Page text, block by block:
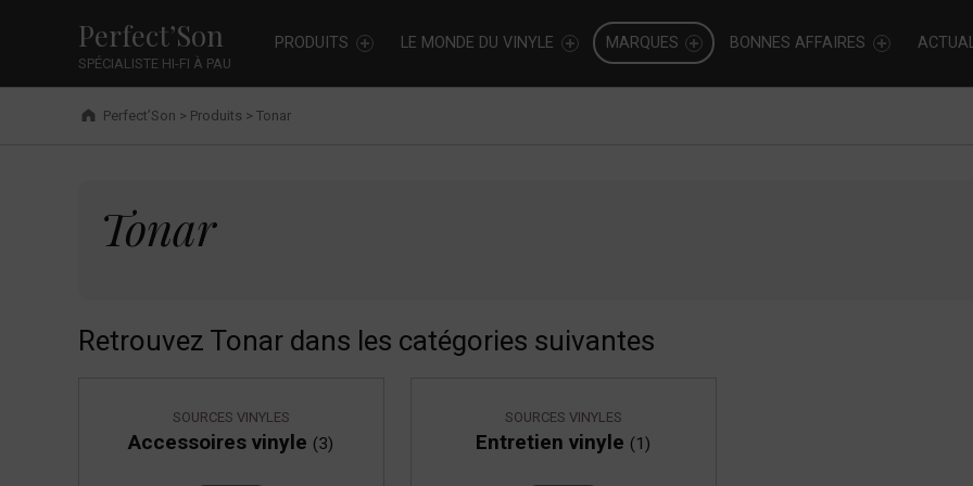
Tonar - Perfect’Son
Perfect’Son
SPÉCIALISTE HI-FI À PAU
PRODUITS LE MONDE DU VINYLE MARQUES BONNES AFFAIRES
Breadcrumbs navigation
Perfect’Son > Produits > Tonar
Tonar
Retrouvez Tonar dans les catégories suivantes
SOURCES VINYLES
Accessoires vinyle (3)
SOURCES VINYLES
Entretien vinyle (1)